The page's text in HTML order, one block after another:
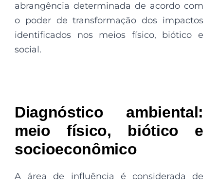
abrangência determinada de acordo com
o poder de transformação dos impactos
identificados nos meios físico, biótico e
social.
Diagnóstico ambiental:
meio físico, biótico e
socioeconômico
A área de influência é considerada de